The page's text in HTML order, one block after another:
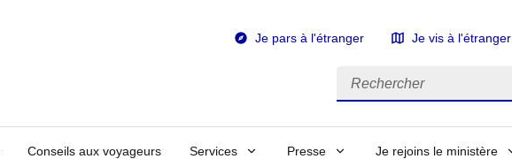
Je pars à l'étranger Je vis à l'étranger
Rechercher
Conseils aux voyageurs Services Presse Je rejoins le ministère